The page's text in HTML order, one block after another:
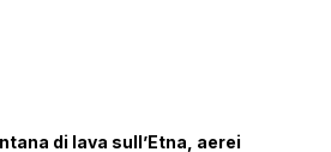
di lava sull’Etna, aerei